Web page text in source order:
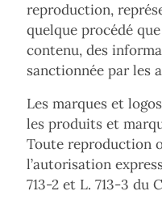
reproduction,
quelque procédé
contenu, des
sanctionnée par les
Les marques et
les produits et
Toute reproduction
l’autorisation
713-2 et L. 713-3 du